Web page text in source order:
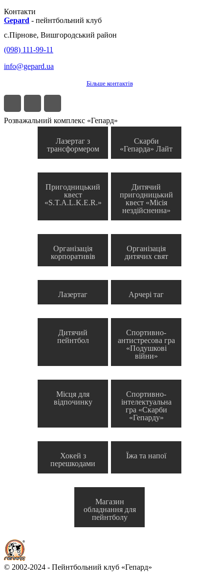
Контакти
Gepard - пейнтбольний клуб
с.Пірнове, Вишгородський район
(098) 111-99-11
info@gepard.ua
Більше контактів
Розважальний комплекс «Гепард»
Лазертаг з
трансформером
Скарби
«Гепарда» Лайт
Пригодницький
квест
«S.T.A.L.K.E.R.»
Дитячий
пригодницький
квест «Місія
нездійсненна»
Організація
корпоративів
Організація
дитячих свят
Лазертаг Арчері таг
Дитячий
пейнтбол
Спортивно-
антистресова гра
«Подушкові
війни»
Місця для
відпочинку
Спортивно-
інтелектуальна
гра «Скарби
«Гепарду»
Хокей з
перешкодами
Їжа та напої
Магазин
обладнання для
пейнтболу
© 2002-2024 - Пейнтбольний клуб «Гепард»